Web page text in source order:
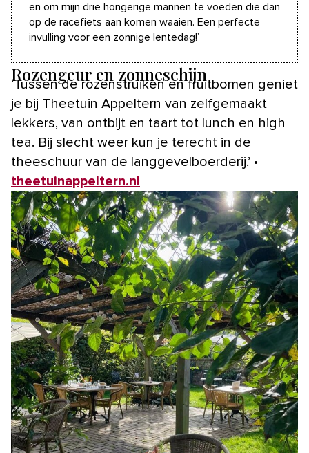
en om mijn drie hongerige mannen te voeden die dan
op de racefiets aan komen waaien. Een perfecte
invulling voor een zonnige lentedag!’
Rozengeur en zonneschijn
‘Tussen de rozenstruiken en fruitbomen geniet
je bij Theetuin Appeltern van zelfgemaakt
lekkers, van ontbijt en taart tot lunch en high
tea. Bij slecht weer kun je terecht in de
theeschuur van de langgevelboerderij.’ •
theetuinappeltern.nl